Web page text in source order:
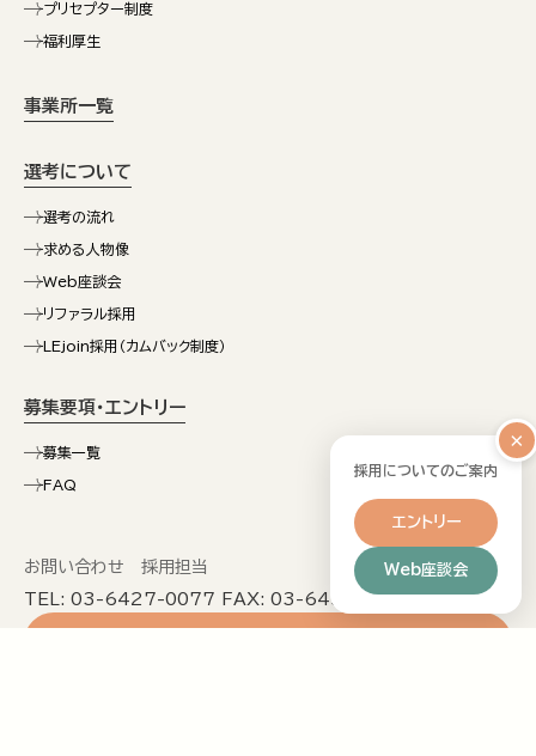
プリセプター制度
福利厚生
事業所一覧
選考について
選考の流れ
求める人物像
Web座談会
リファラル採用
LEjoin採用（カムバック制度）
募集要項・エントリー
募集一覧
FAQ
お問い合わせ 採用担当
TEL: 03-6427-0077 FAX: 03-6455-2923
×
採用についてのご案内
エントリー
Web座談会